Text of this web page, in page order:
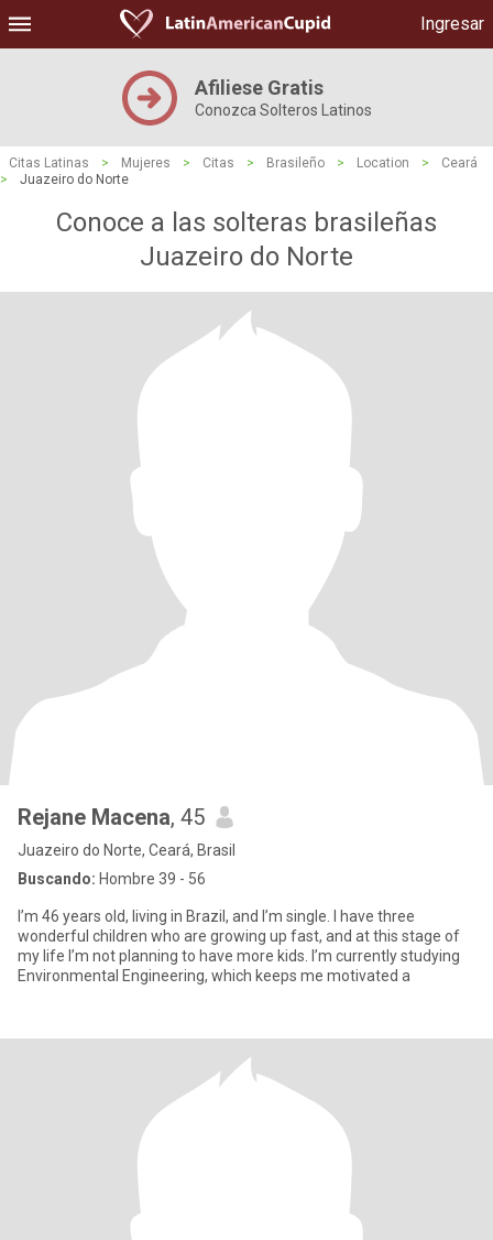
Ingresar
Afiliese Gratis
Conozca Solteros Latinos
Citas Latinas > Mujeres > Citas > Brasileño > Location >
Ceará
>
Juazeiro do Norte
Conoce a las solteras brasileñas
Juazeiro do Norte
Rejane Macena, 45
Juazeiro do Norte, Ceará, Brasil
Buscando: Hombre 39 - 56
I’m 46 years old, living in Brazil, and I’m single. I have three
wonderful children who are growing up fast, and at this stage of
my life I’m not planning to have more kids. I’m currently studying
Environmental Engineering, which keeps me motivated a